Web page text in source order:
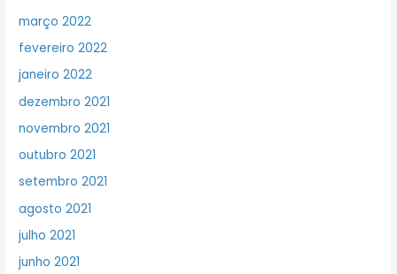
março 2022
fevereiro 2022
janeiro 2022
dezembro 2021
novembro 2021
outubro 2021
setembro 2021
agosto 2021
julho 2021
junho 2021